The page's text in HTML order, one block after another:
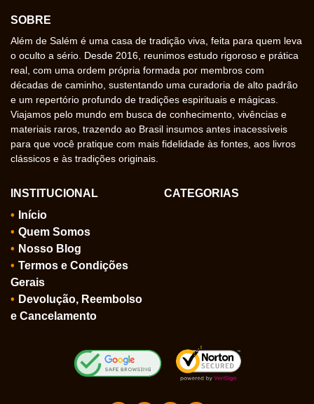
SOBRE
Além de Salém é uma casa de tradição viva, feita para quem leva
o oculto a sério. Desde 2016, reunimos estudo rigoroso e prática
real, com uma ordem própria formada por membros com
décadas de caminho, sustentando uma curadoria de alto padrão
e um repertório profundo de tradições espirituais e mágicas.
Viajamos pelo mundo em busca de conhecimento, vivências e
materiais raros, trazendo ao Brasil insumos antes inacessíveis
para que você pratique com mais fidelidade às fontes, aos livros
clássicos e às tradições originais.
INSTITUCIONAL
Início
Quem Somos
Nosso Blog
Termos e Condições
Gerais
Devolução, Reembolso
e Cancelamento
CATEGORIAS